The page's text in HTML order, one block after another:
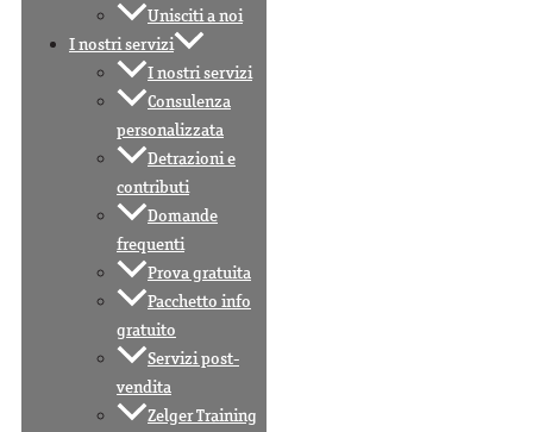
Unisciti a noi
I nostri servizi
I nostri servizi
Consulenza
personalizzata
Detrazioni e
contributi
Domande
frequenti
Prova gratuita
Pacchetto info
gratuito
Servizi post-
vendita
Zelger Training